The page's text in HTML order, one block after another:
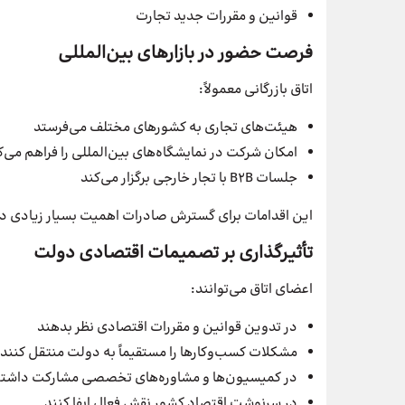
قوانین و مقررات جدید تجارت
فرصت حضور در بازارهای بین‌المللی
اتاق بازرگانی معمولاً:
هیئت‌های تجاری به کشورهای مختلف می‌فرستد
امکان شرکت در نمایشگاه‌های بین‌المللی را فراهم
جلسات B2B با تجار خارجی برگزار می‌کند
این اقدامات برای گسترش صادرات اهمیت بسیار زیادی
تأثیرگذاری بر تصمیمات اقتصادی دولت
اعضای اتاق می‌توانند:
در تدوین قوانین و مقررات اقتصادی نظر بدهند
مشکلات کسب‌وکارها را مستقیماً به دولت منتقل کنند
در کمیسیون‌ها و مشاوره‌های تخصصی مشارکت